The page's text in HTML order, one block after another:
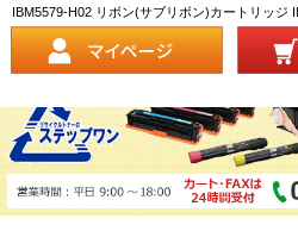
IBM5579-H02 リボン(サブリボン)カートリッ